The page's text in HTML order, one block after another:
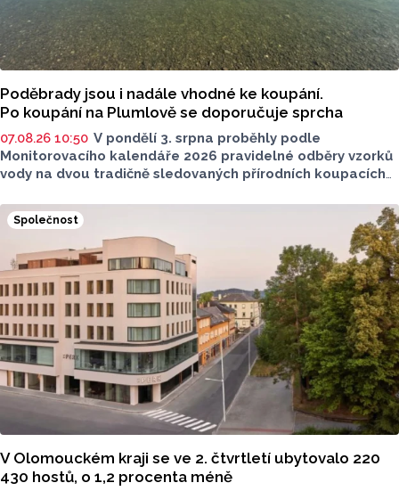
Poděbrady jsou i nadále vhodné ke koupání.
Po koupání na Plumlově se doporučuje sprcha
07.08.26 10:50 V pondělí 3. srpna proběhly podle
Monitorovacího kalendáře 2026 pravidelné odběry vzorků
vody na dvou tradičně sledovaných přírodních koupacích
(VN Plumlov) a v Koupací oblasti Poděbrady (KO
Poděbrady). Monitoring byl proveden Krajskou
hygienickou stanicí Olomouckého kraje (KHS)
ve spolupráci se Zdravotním ústavem se sídlem v Ostravě,
Centrem hygienických laboratoří v Olomouci.
Společnost
V Olomouckém kraji se ve 2. čtvrtletí ubytovalo 220
430 hostů, o 1,2 procenta méně